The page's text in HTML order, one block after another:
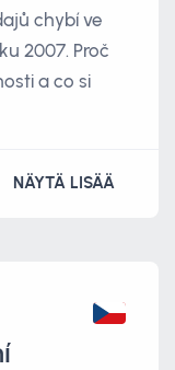
chybí ve
2007. Proč
a co si
NÄYTÄ LISÄÄ